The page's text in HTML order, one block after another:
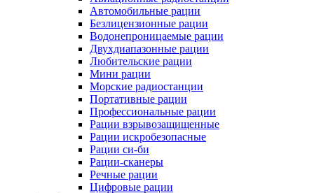
Автомобильные рации
Безлицензионные рации
Водонепроницаемые рации
Двухдиапазонные рации
Любительские рации
Мини рации
Морские радиостанции
Портативные рации
Профессиональные рации
Рации взрывозащищенные
Рации искробезопасные
Рации си-би
Рации-сканеры
Речные рации
Цифровые рации